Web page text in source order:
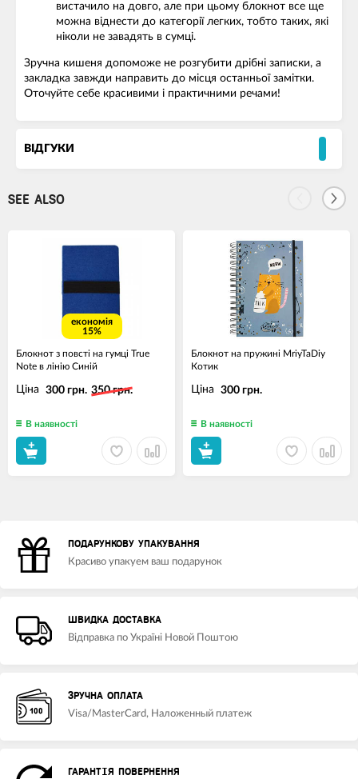
вистачило на довго, але при цьому блокнот все ще
можна віднести до категорії легких, тобто таких, які
ніколи не завадять в сумці.
Зручна кишеня допоможе не розгубити дрібні записки, а
закладка завжди направить до місця останньої замітки.
Оточуйте себе красивими і практичними речами!
ВІДГУКИ
SEE ALSO
економія
15%
Блокнот з повсті на гумці True
Note в лінію Синій
Ціна 300 грн. 350 грн.
В наявності
Блокнот на пружині MriyTaDiy
Котик
Ціна 300 грн.
В наявності
ПОДАРУНКОВУ УПАКУВАННЯ
Красиво упакуем ваш подарунок
ШВИДКА ДОСТАВКА
Відправка по Україні Новой Поштою
ЗРУЧНА ОПЛАТА
Visa/MasterCard, Наложенный платеж
ГАРАНТІЯ ПОВЕРНЕННЯ